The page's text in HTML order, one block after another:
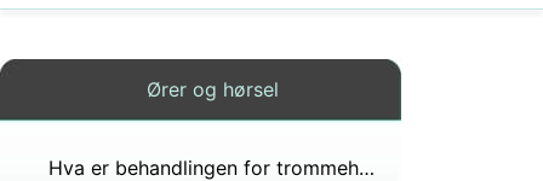
Ører og hørsel
Hva er behandlingen for trommehinnene for reisen